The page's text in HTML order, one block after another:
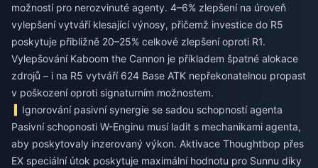
možností pro nerozvinuté agenty. 4–6% zlepšení na úroveň
vylepšení vytváří klesající výnosy, přičemž investice do R5
poskytuje přibližně 20–25% celkové zlepšení oproti R1.
Vylepšování Kaboom the Cannon je příkladem špatné alokace
zdrojů – i na R5 vytváří 624 Base ATK nepřekonatelnou propast
v poškození oproti signaturním možnostem.
Ignorování pasivní synergie se sadou schopností agenta
Pasivní schopnosti W-Enginu musí ladit s mechanikami agenta,
aby poskytovaly inzerovaný výkon. Aktivace Thoughtbop přes
EX speciální útok poskytuje maximální hodnotu pro Sunnu díky